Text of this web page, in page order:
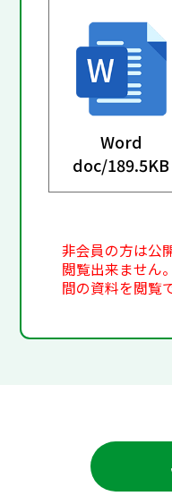
Word
doc/189.5KB
非会員の方は公
閲覧出来ません
間の資料を閲覧